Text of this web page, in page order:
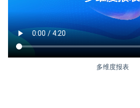
多维度报表